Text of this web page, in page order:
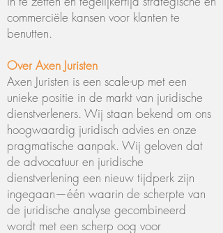
commerciële kansen voor klanten te
benutten.
Over Axen Juristen
Axen Juristen is een scale-up met een
unieke positie in de markt van juridische
dienstverleners. Wij staan bekend om ons
hoogwaardig juridisch advies en onze
pragmatische aanpak. Wij geloven dat
de advocatuur en juridische
dienstverlening een nieuw tijdperk zijn
ingegaan—één waarin de scherpte van
de juridische analyse gecombineerd
wordt met een scherp oog voor